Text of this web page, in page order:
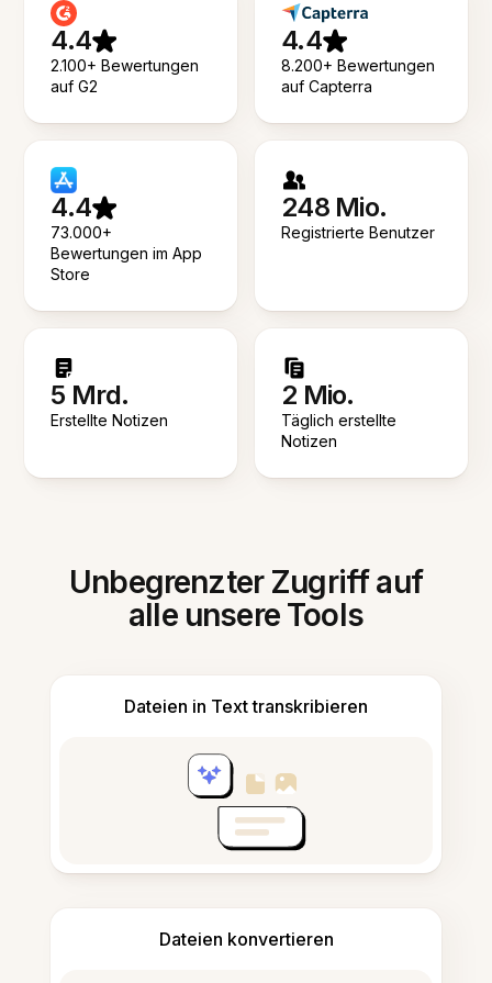
4.4
2.100+ Bewertungen
auf G2
4.4
8.200+ Bewertungen
auf Capterra
4.4
73.000+
Bewertungen im App
Store
248 Mio.
Registrierte Benutzer
5 Mrd.
Erstellte Notizen
2 Mio.
Täglich erstellte
Notizen
Unbegrenzter Zugriff auf
alle unsere Tools
Dateien in Text transkribieren
Dateien konvertieren